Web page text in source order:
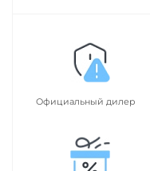
Официальный дилер